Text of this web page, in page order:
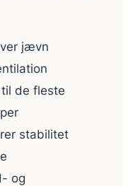
jævn
de fleste
stabilitet
og